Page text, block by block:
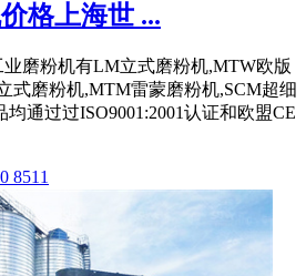
格上海世 ...
业磨粉机有LM立式磨粉机,MTW欧版
式磨粉机,MTM雷蒙磨粉机,SCM超细
通过过ISO9001:2001认证和欧盟CE
8511